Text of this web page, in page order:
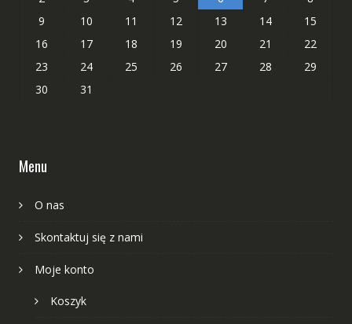
9
10 11 12 13 14
15
16
17 18 19 20 21
22
23
24 25 26 27 28
29
30
31
Menu
O nas
Skontaktuj się z nami
Moje konto
Koszyk